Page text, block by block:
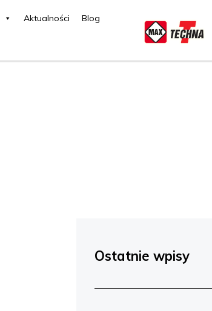
Aktualności Blog
Ostatnie wpisy